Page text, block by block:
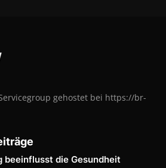
gehostet bei https://br-
beeinflusst die Gesundheit